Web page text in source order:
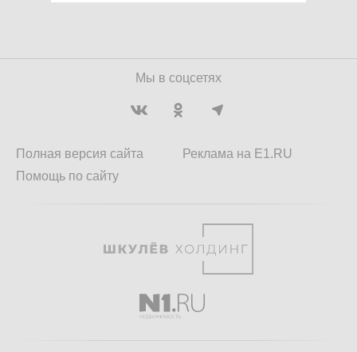
Мы в соцсетях
Полная версия сайта
Помощь по сайту
Реклама на E1.RU